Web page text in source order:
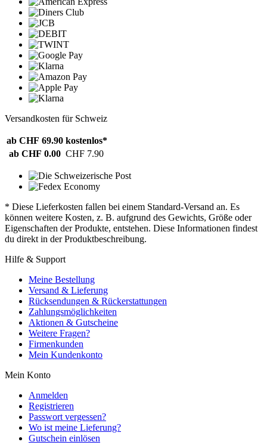
Versandkosten für Schweiz
ab CHF 69.90 kostenlos*
ab CHF 0.00 CHF 7.90
* Diese Lieferkosten fallen bei einem Standard-Versand an. Es
können weitere Kosten, z. B. aufgrund des Gewichts, Größe oder
Eigenschaften der Produkte, entstehen. Diese Informationen findest
du direkt in der Produktbeschreibung.
Hilfe & Support
Meine Bestellung
Versand & Lieferung
Rücksendungen & Rückerstattungen
Zahlungsmöglichkeiten
Aktionen & Gutscheine
Weitere Fragen?
Firmenkunden
Mein Kundenkonto
Mein Konto
Anmelden
Registrieren
Passwort vergessen?
Wo ist meine Lieferung?
Gutschein einlösen